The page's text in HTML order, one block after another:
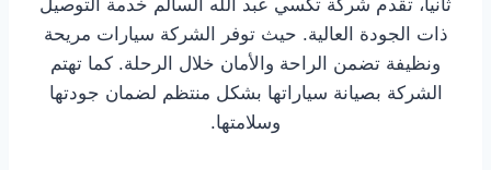
ثانياً، تقدم شركة تكسي عبد الله السالم خدمة التوصيل
ذات الجودة العالية. حيث توفر الشركة سيارات مريحة
ونظيفة تضمن الراحة والأمان خلال الرحلة. كما تهتم
الشركة بصيانة سياراتها بشكل منتظم لضمان جودتها
وسلامتها.